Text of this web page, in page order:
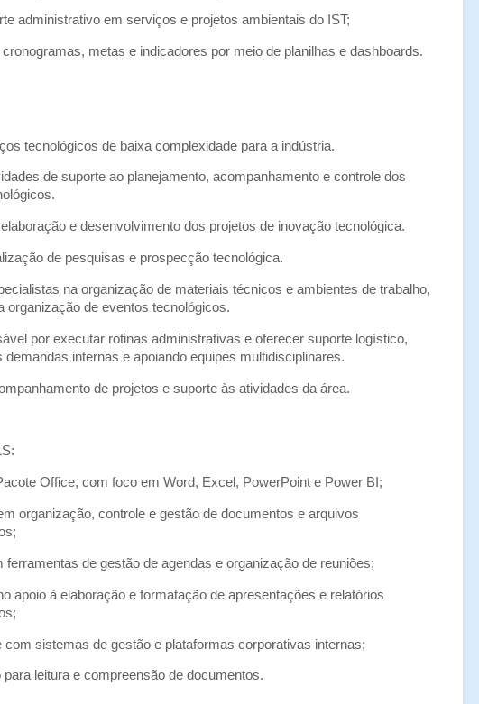
administrativo em serviços e projetos ambientais do IST;
metas e indicadores por meio de planilhas e dashboards.
tecnológicos de baixa complexidade para a indústria.
de suporte ao planejamento, acompanhamento e controle dos
e desenvolvimento dos projetos de inovação tecnológica.
de pesquisas e prospecção tecnológica.
na organização de materiais técnicos e ambientes de trabalho,
organização de eventos tecnológicos.
por executar rotinas administrativas e oferecer suporte logístico,
demandas internas e apoiando equipes multidisciplinares.
de projetos e suporte às atividades da área.
Office, com foco em Word, Excel, PowerPoint e Power BI;
organização, controle e gestão de documentos e arquivos
ferramentas de gestão de agendas e organização de reuniões;
apoio à elaboração e formatação de apresentações e relatórios
com sistemas de gestão e plataformas corporativas internas;
para leitura e compreensão de documentos.